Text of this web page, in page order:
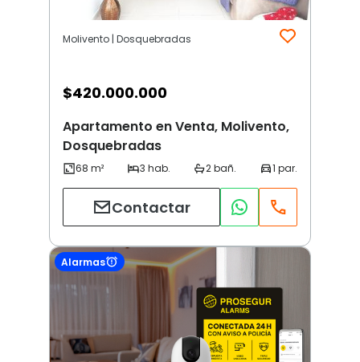
Molivento | Dosquebradas
$420.000.000
Apartamento en Venta, Molivento,
Dosquebradas
Contactar
Alarmas